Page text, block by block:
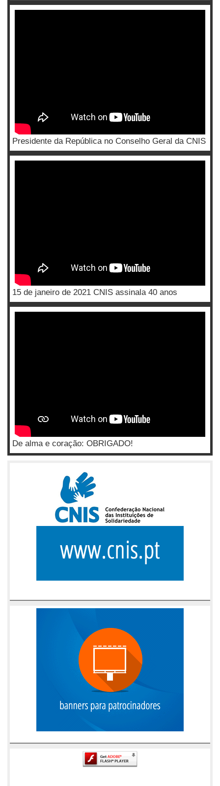
Presidente da República no Conselho Geral da CNIS
15 de janeiro de 2021 CNIS assinala 40 anos
De alma e coração: OBRIGADO!